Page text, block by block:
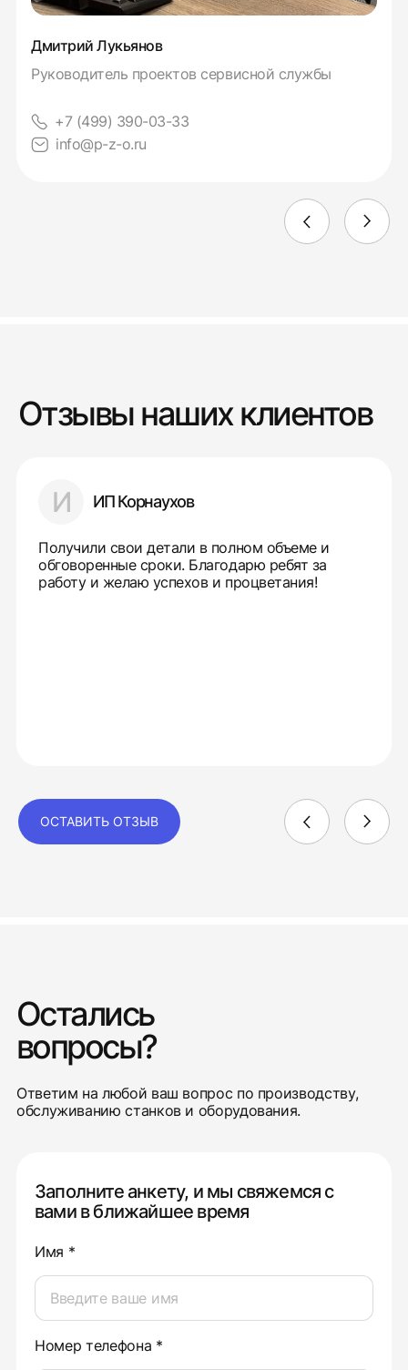
Дмитрий Лукьянов
Руководитель проектов сервисной службы
+7 (499) 390-03-33
info@p-z-o.ru
Отзывы наших клиентов
И ИП Корнаухов
Получили свои детали в полном объеме и
обговоренные сроки. Благодарю ребят за
работу и желаю успехов и процветания!
ОСТАВИТЬ ОТЗЫВ
Остались
вопросы?
Ответим на любой ваш вопрос по производству,
обслуживанию станков и оборудования.
Заполните анкету, и мы свяжемся с
вами в ближайшее время
Имя *
Номер телефона *